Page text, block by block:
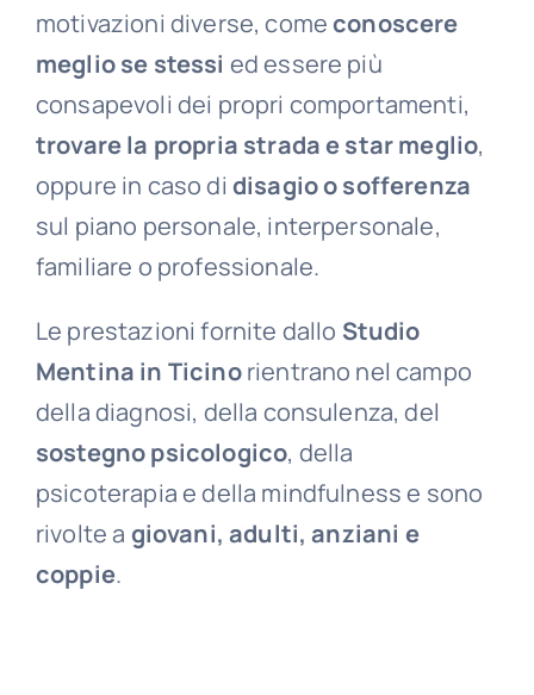
motivazioni diverse, comeconoscere
meglio se stessi ed essere più
consapevoli dei propri comportamenti,
trovare la propria strada e star meglio,
oppure in caso di disagio o sofferenza
sul piano personale, interpersonale,
familiare o professionale.
Le prestazioni fornite dallo Studio
Mentina in Ticinorientrano nel campo
della diagnosi, della consulenza, del
sostegno psicologico, della
psicoterapia e della mindfulness e sono
rivolte a giovani, adulti, anziani e
coppie.